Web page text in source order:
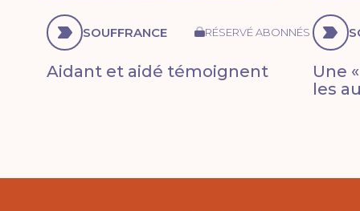
SOUFFRANCE RÉSERVÉ ABONNÉS
Aidant et aidé témoignent
Une
les